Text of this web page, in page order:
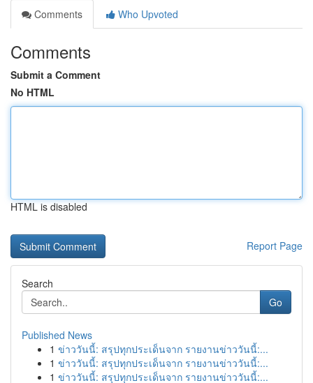
Comments
Who Upvoted
Comments
Submit a Comment
No HTML
HTML is disabled
Report Page
Search
Go
Published News
1 ข่าววันนี้: สรุปทุกประเด็นจาก รายงานข่าววันนี้:...
1 ข่าววันนี้: สรุปทุกประเด็นจาก รายงานข่าววันนี้:...
1 ข่าววันนี้: สรุปทุกประเด็นจาก รายงานข่าววันนี้:...